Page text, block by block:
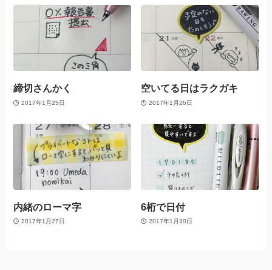
締切さんかく
2017年1月25日
空いてる日はラクガキ
2017年1月26日
内緒のローマ字
2017年1月27日
6桁で日付
2017年1月30日